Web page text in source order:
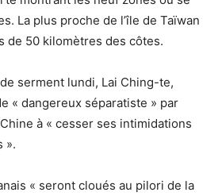
La plus proche de l’île de Taïwan
de 50 kilomètres des côtes.
serment lundi, Lai Ching-te,
« dangereux séparatiste » par
à « cesser ses intimidations
».
« seront cloués au pilori de la